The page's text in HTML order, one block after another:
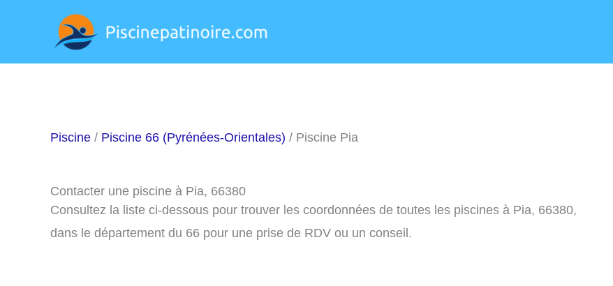
Piscine / Piscine 66 (Pyrénées-Orientales) / Piscine Pia
Contacter une piscine à Pia, 66380
Consultez la liste ci-dessous pour trouver les coordonnées de toutes les piscines à Pia, 66380,
dans le département du 66 pour une prise de RDV ou un conseil.